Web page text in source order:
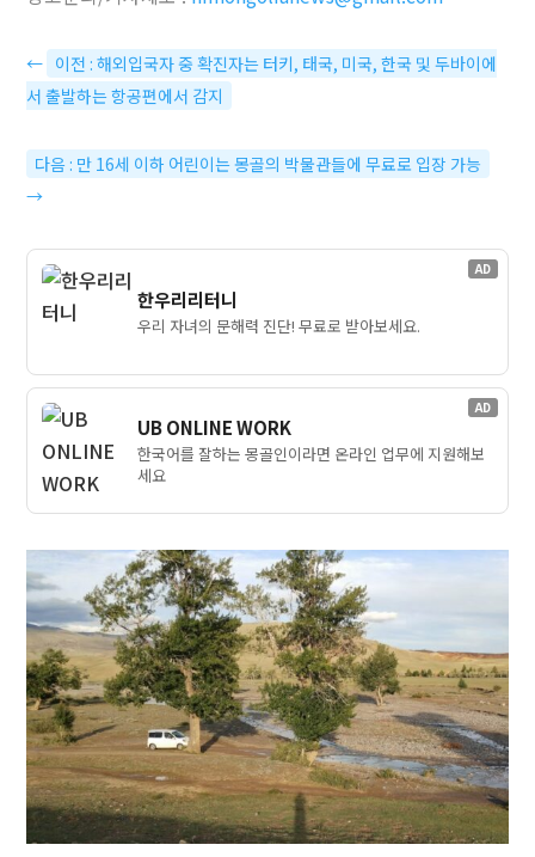
← 이전 : 해외입국자 중 확진자는 터키, 태국, 미국, 한국 및 두바이에
서 출발하는 항공편에서 감지
다음 : 만 16세 이하 어린이는 몽골의 박물관들에 무료로 입장 가능
→
AD
한우리리터니
우리 자녀의 문해력 진단! 무료로 받아보세요.
AD
UB ONLINE WORK
한국어를 잘하는 몽골인이라면 온라인 업무에 지원해보
세요